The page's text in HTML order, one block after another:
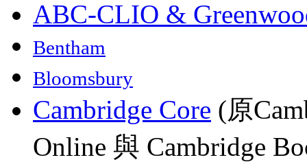
ABC-CLIO &
Bentham
Bloomsbury
Cambridge Core (原
Online 與 Cambridge